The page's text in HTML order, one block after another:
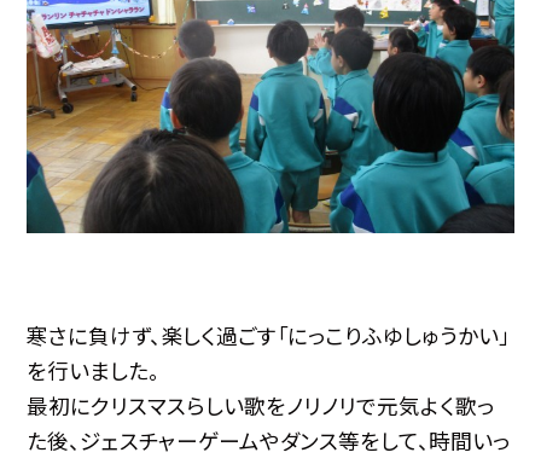
寒さに負けず、楽しく過ごす「にっこりふゆしゅうかい」
を行いました。
最初にクリスマスらしい歌をノリノリで元気よく歌っ
た後、ジェスチャーゲームやダンス等をして、時間いっ